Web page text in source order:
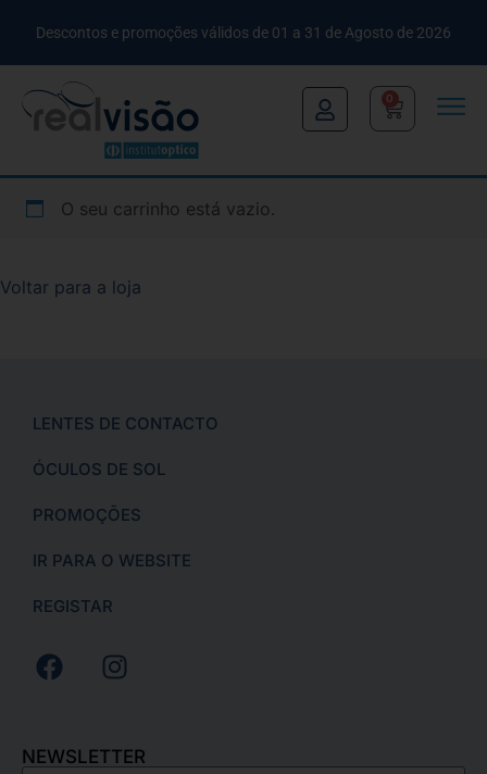
Descontos e promoções válidos de 01 a 31 de Agosto de 2026
0
O seu carrinho está vazio.
Voltar para a loja
LENTES DE CONTACTO
ÓCULOS DE SOL
PROMOÇÕES
IR PARA O WEBSITE
REGISTAR
NEWSLETTER